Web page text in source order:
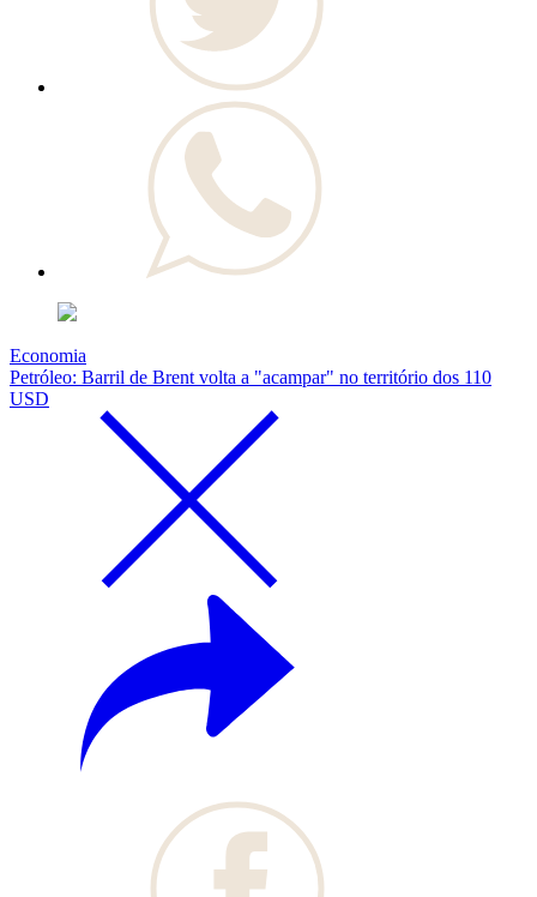
Economia
Petróleo: Barril de Brent volta a "acampar" no território dos 110
USD